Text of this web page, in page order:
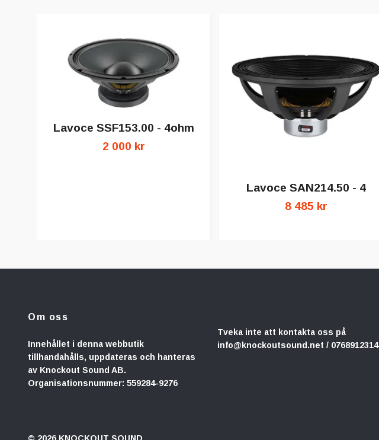
Lavoce SSF153.00 - 4ohm
2 000 kr
Lavoce SAN214.50 - 4
8 485 kr
Om oss
Innehållet i denna webbutik
tillhandahålls, uppdateras och hanteras
av Knockout Sound AB.
Organisationsnummer: 559284-9276
Tveka inte att kontakta oss på
info@knockoutsound.net / 0768912314